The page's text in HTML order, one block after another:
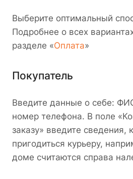
Выберите оптимальный
Подробнее о всех
разделе «Оплата»
Покупатель
Введите данные о себе:
номер телефона. В поле
заказу» введите сведения,
пригодиться курьеру,
доме считаются справа